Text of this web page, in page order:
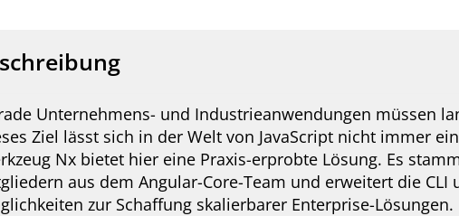
Unternehmens- und Industrieanwendungen müssen
Ziel lässt sich in der Welt von JavaScript nicht immer
Nx bietet hier eine Praxis-erprobte Lösung. Es
aus dem Angular-Core-Team und erweitert die CLI
zur Schaffung skalierbarer Enterprise-Lösungen.